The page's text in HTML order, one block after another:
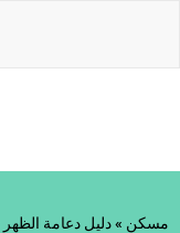
مسكن »دليل دعامة الظهر